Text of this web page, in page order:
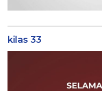
kilas 33